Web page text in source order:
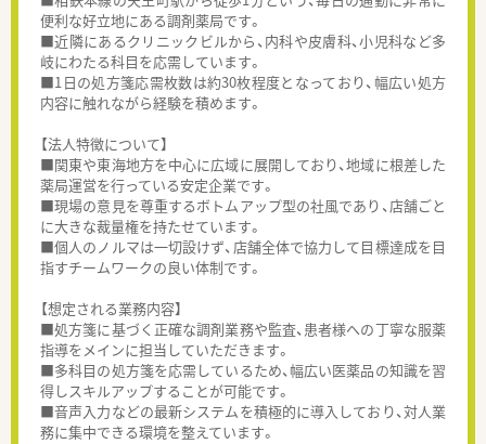
便利な好立地にある調剤薬局です。
■近隣にあるクリニックビルから、内科や皮膚科、小児科など多
岐にわたる科目を応需しています。
■1日の処方箋応需枚数は約30枚程度となっており、幅広い処方
内容に触れながら経験を積めます。
【法人特徴について】
■関東や東海地方を中心に広域に展開しており、地域に根差した
薬局運営を行っている安定企業です。
■現場の意見を尊重するボトムアップ型の社風であり、店舗ごと
に大きな裁量権を持たせています。
■個人のノルマは一切設けず、店舗全体で協力して目標達成を目
指すチームワークの良い体制です。
【想定される業務内容】
■処方箋に基づく正確な調剤業務や監査、患者様への丁寧な服薬
指導をメインに担当していただきます。
■多科目の処方箋を応需しているため、幅広い医薬品の知識を習
得しスキルアップすることが可能です。
■音声入力などの最新システムを積極的に導入しており、対人業
務に集中できる環境を整えています。